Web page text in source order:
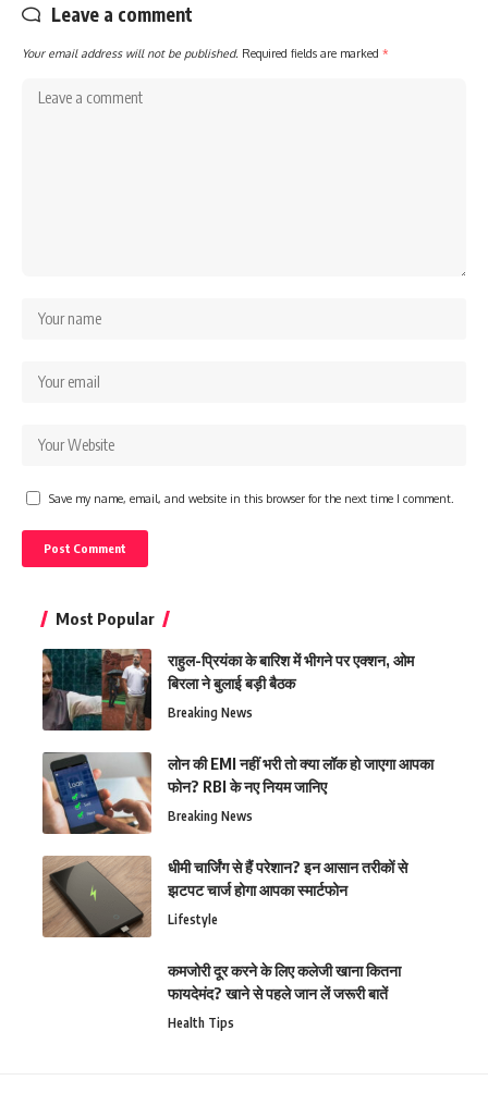
Leave a comment
Your email address will not be published. Required fields are marked *
Save my name, email, and website in this browser for the next time I comment.
Most Popular
राहुल-प्रियंका के बारिश में भीगने पर एक्शन, ओम
बिरला ने बुलाई बड़ी बैठक
Breaking News
लोन की EMI नहीं भरी तो क्या लॉक हो जाएगा आपका
फोन? RBI के नए नियम जानिए
Breaking News
धीमी चार्जिंग से हैं परेशान? इन आसान तरीकों से
झटपट चार्ज होगा आपका स्मार्टफोन
Lifestyle
कमजोरी दूर करने के लिए कलेजी खाना कितना
फायदेमंद? खाने से पहले जान लें जरूरी बातें
Health Tips